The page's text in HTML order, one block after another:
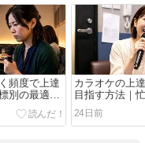
頻度で上達
別の最適な
カラオケの上
目指す方法｜
折しない練習術
24日前